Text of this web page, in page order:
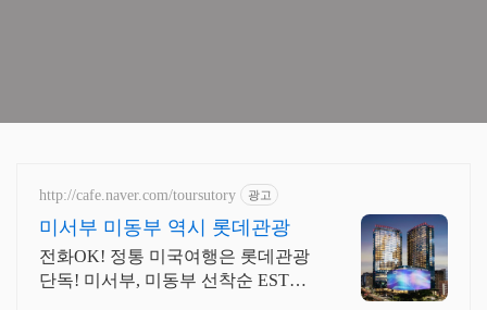
http://cafe.naver.com/toursutory 광고
미서부 미동부 역시 롯데관광
전화OK! 정통 미국여행은 롯데관광
단독! 미서부, 미동부 선착순 ESTA